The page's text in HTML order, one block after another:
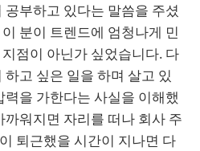
부하고 있다는 말씀을 주셨
분이 트렌드에 엄청나게 민
점이 아닌가 싶었습니다. 다
고 싶은 일을 하며 살고 있
을 가한다는 사실을 이해했
워지면 자리를 떠나 회사 주
퇴근했을 시간이 지나면 다